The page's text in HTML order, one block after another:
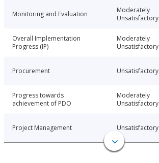
Monitoring and Evaluation
Moderately
Unsatisfactory
Overall Implementation
Progress (IP)
Moderately
Unsatisfactory
Procurement Unsatisfactory
Progress towards
achievement of PDO
Moderately
Unsatisfactory
Project Management Unsatisfactory